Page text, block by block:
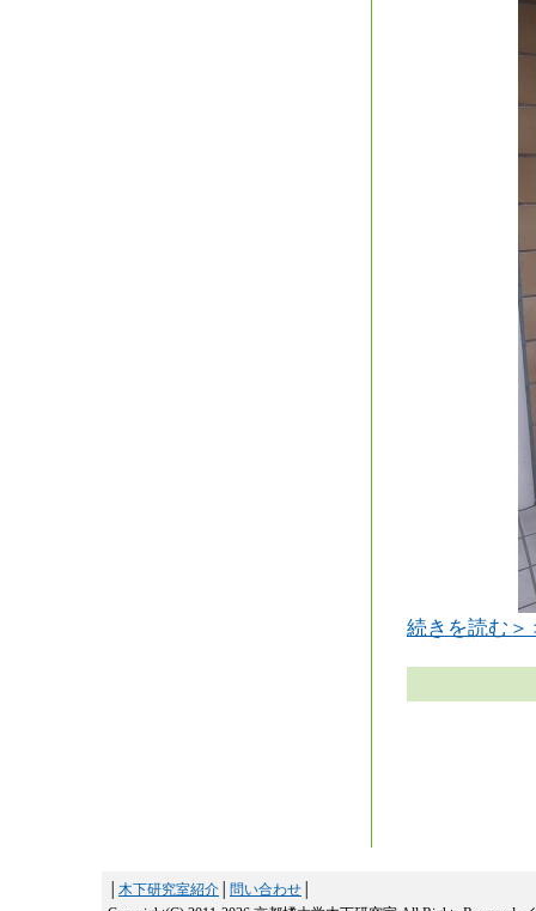
続きを読む＞
木下研究室紹介 問い合わせ